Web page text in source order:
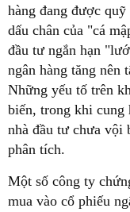
hàng đang được
dấu chân của "cá
đầu tư ngắn hạn
ngân hàng tăng nên
Những yếu tố trên
biến, trong khi cung
nhà đầu tư chưa vội
phân tích.
Một số công ty
mua vào cổ phiếu